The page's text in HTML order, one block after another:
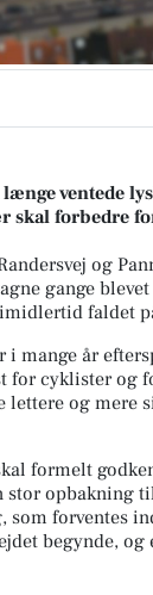
ventede
skal forbedre
og
gange
faldet
mange år
for cyklister og
lettere og mere
formelt
stor opbakning
som forventes
begynde,